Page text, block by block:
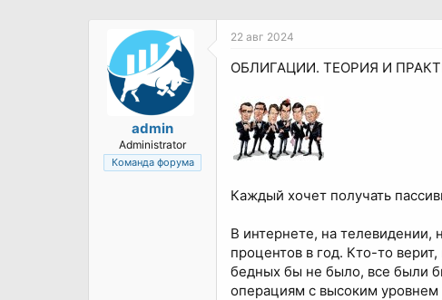
admin
Administrator
Команда форума
22 авг 2024
ОБЛИГАЦИИ. ТЕОРИЯ И
Каждый хочет получать
В интернете, на телевидении,
процентов в год. Кто-то
бедных бы не было, все были
операциям с высоким уровнем